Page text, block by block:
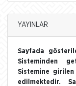
YAYINLAR
Sayfada
Sisteminden
Sistemine
edilmektedir.